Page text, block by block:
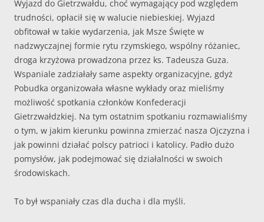
Wyjazd do Gietrzwałdu, choć wymagający pod względem
trudności, opłacił się w walucie niebieskiej. Wyjazd
obfitował w takie wydarzenia, jak Msze Święte w
nadzwyczajnej formie rytu rzymskiego, wspólny różaniec,
droga krzyżowa prowadzona przez ks. Tadeusza Guza.
Wspaniale zadziałały same aspekty organizacyjne, gdyż
Pobudka organizowała własne wykłady oraz mieliśmy
możliwość spotkania członków Konfederacji
Gietrzwałdzkiej. Na tym ostatnim spotkaniu rozmawialiśmy
o tym, w jakim kierunku powinna zmierzać nasza Ojczyzna i
jak powinni działać polscy patrioci i katolicy. Padło dużo
pomysłów, jak podejmować się działalności w swoich
środowiskach.
To był wspaniały czas dla ducha i dla myśli.